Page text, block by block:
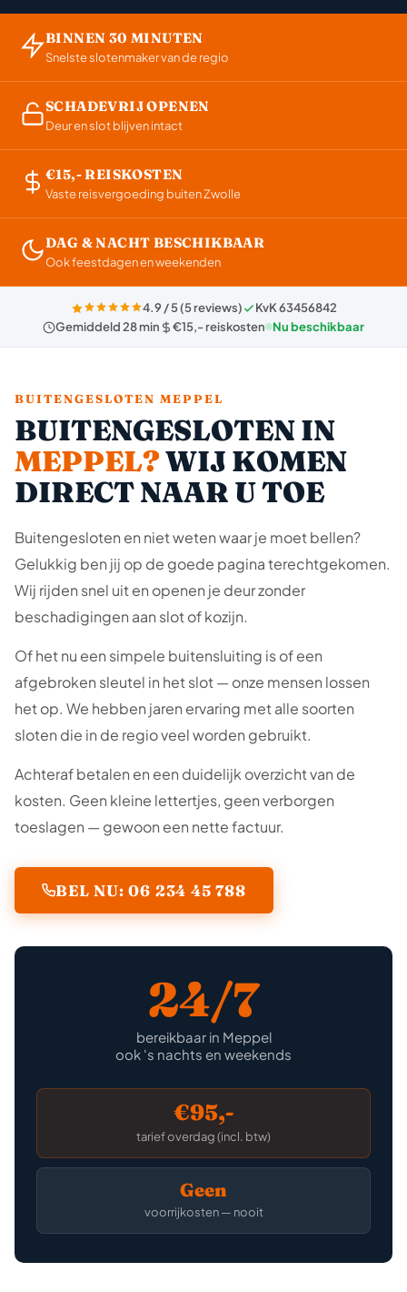
BINNEN 30 MINUTEN
Snelste slotenmaker van de regio
SCHADEVRIJ OPENEN
Deur en slot blijven intact
€15,- REISKOSTEN
Vaste reisvergoeding buiten Zwolle
DAG & NACHT BESCHIKBAAR
Ook feestdagen en weekenden
4.9 / 5 (5 reviews)
KvK 63456842
Gemiddeld 28 min
€15,- reiskosten Nu beschikbaar
BUITENGESLOTEN MEPPEL
BUITENGESLOTEN IN
MEPPEL?WIJ KOMEN
DIRECT NAAR U TOE
Buitengesloten en niet weten waar je moet bellen?
Gelukkig ben jij op de goede pagina terechtgekomen.
Wij rijden snel uit en openen je deur zonder
beschadigingen aan slot of kozijn.
Of het nu een simpele buitensluiting is of een
afgebroken sleutel in het slot — onze mensen lossen
het op. We hebben jaren ervaring met alle soorten
sloten die in de regio veel worden gebruikt.
Achteraf betalen en een duidelijk overzicht van de
kosten. Geen kleine lettertjes, geen verborgen
toeslagen — gewoon een nette factuur.
BEL NU: 06 234 45 788
24/7
bereikbaar in Meppel
ook 's nachts en weekends
€95,-
tarief overdag (incl. btw)
Geen
voorrijkosten — nooit